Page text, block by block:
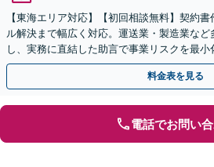
【東海エリア対応】【初回相談無料】契約
ル解決まで幅広く対応。運送業・製造業な
し、実務に直結した助言で事業リスクを最
相談もお任せください【休日・夜間対応OK】
料金表を見る
電話でお問い